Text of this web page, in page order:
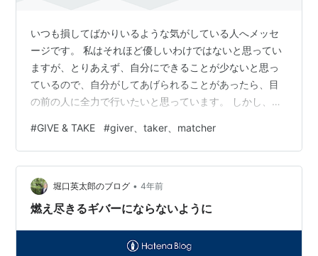
いつも損してばかりいるような気がしている人へメッセ
ージです。 私はそれほど優しいわけではないと思ってい
ますが、とりあえず、自分にできることが少ないと思っ
ているので、自分がしてあげられることがあったら、目
の前の人に全力で行いたいと思っています。 しかし、そ
くれるか、”使い勝手がいい。”と思われるだけなのかにわ
かれるような気がします。 もちろん、自分がそうするの
は、私が優しいわけではなく、そうしたほうが自分が納
得するから、という自己満足に過ぎません。なので、感
謝までされなくてもよいけど、せめてそのことによっ
#GIVE & TAKE #giver、taker、matcher
堀口英太郎のブログ • 4年前
燃え尽きるギバーにならないように